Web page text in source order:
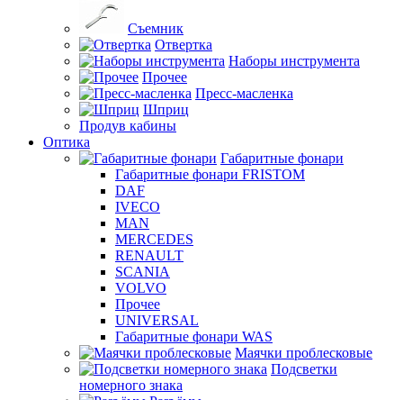
Съемник
Отвертка
Наборы инструмента
Прочее
Пресс-масленка
Шприц
Продув кабины
Оптика
Габаритные фонари
Габаритные фонари FRISTOM
DAF
IVECO
MAN
MERCEDES
RENAULT
SCANIA
VOLVO
Прочее
UNIVERSAL
Габаритные фонари WAS
Маячки проблесковые
Подсветки
номерного знака